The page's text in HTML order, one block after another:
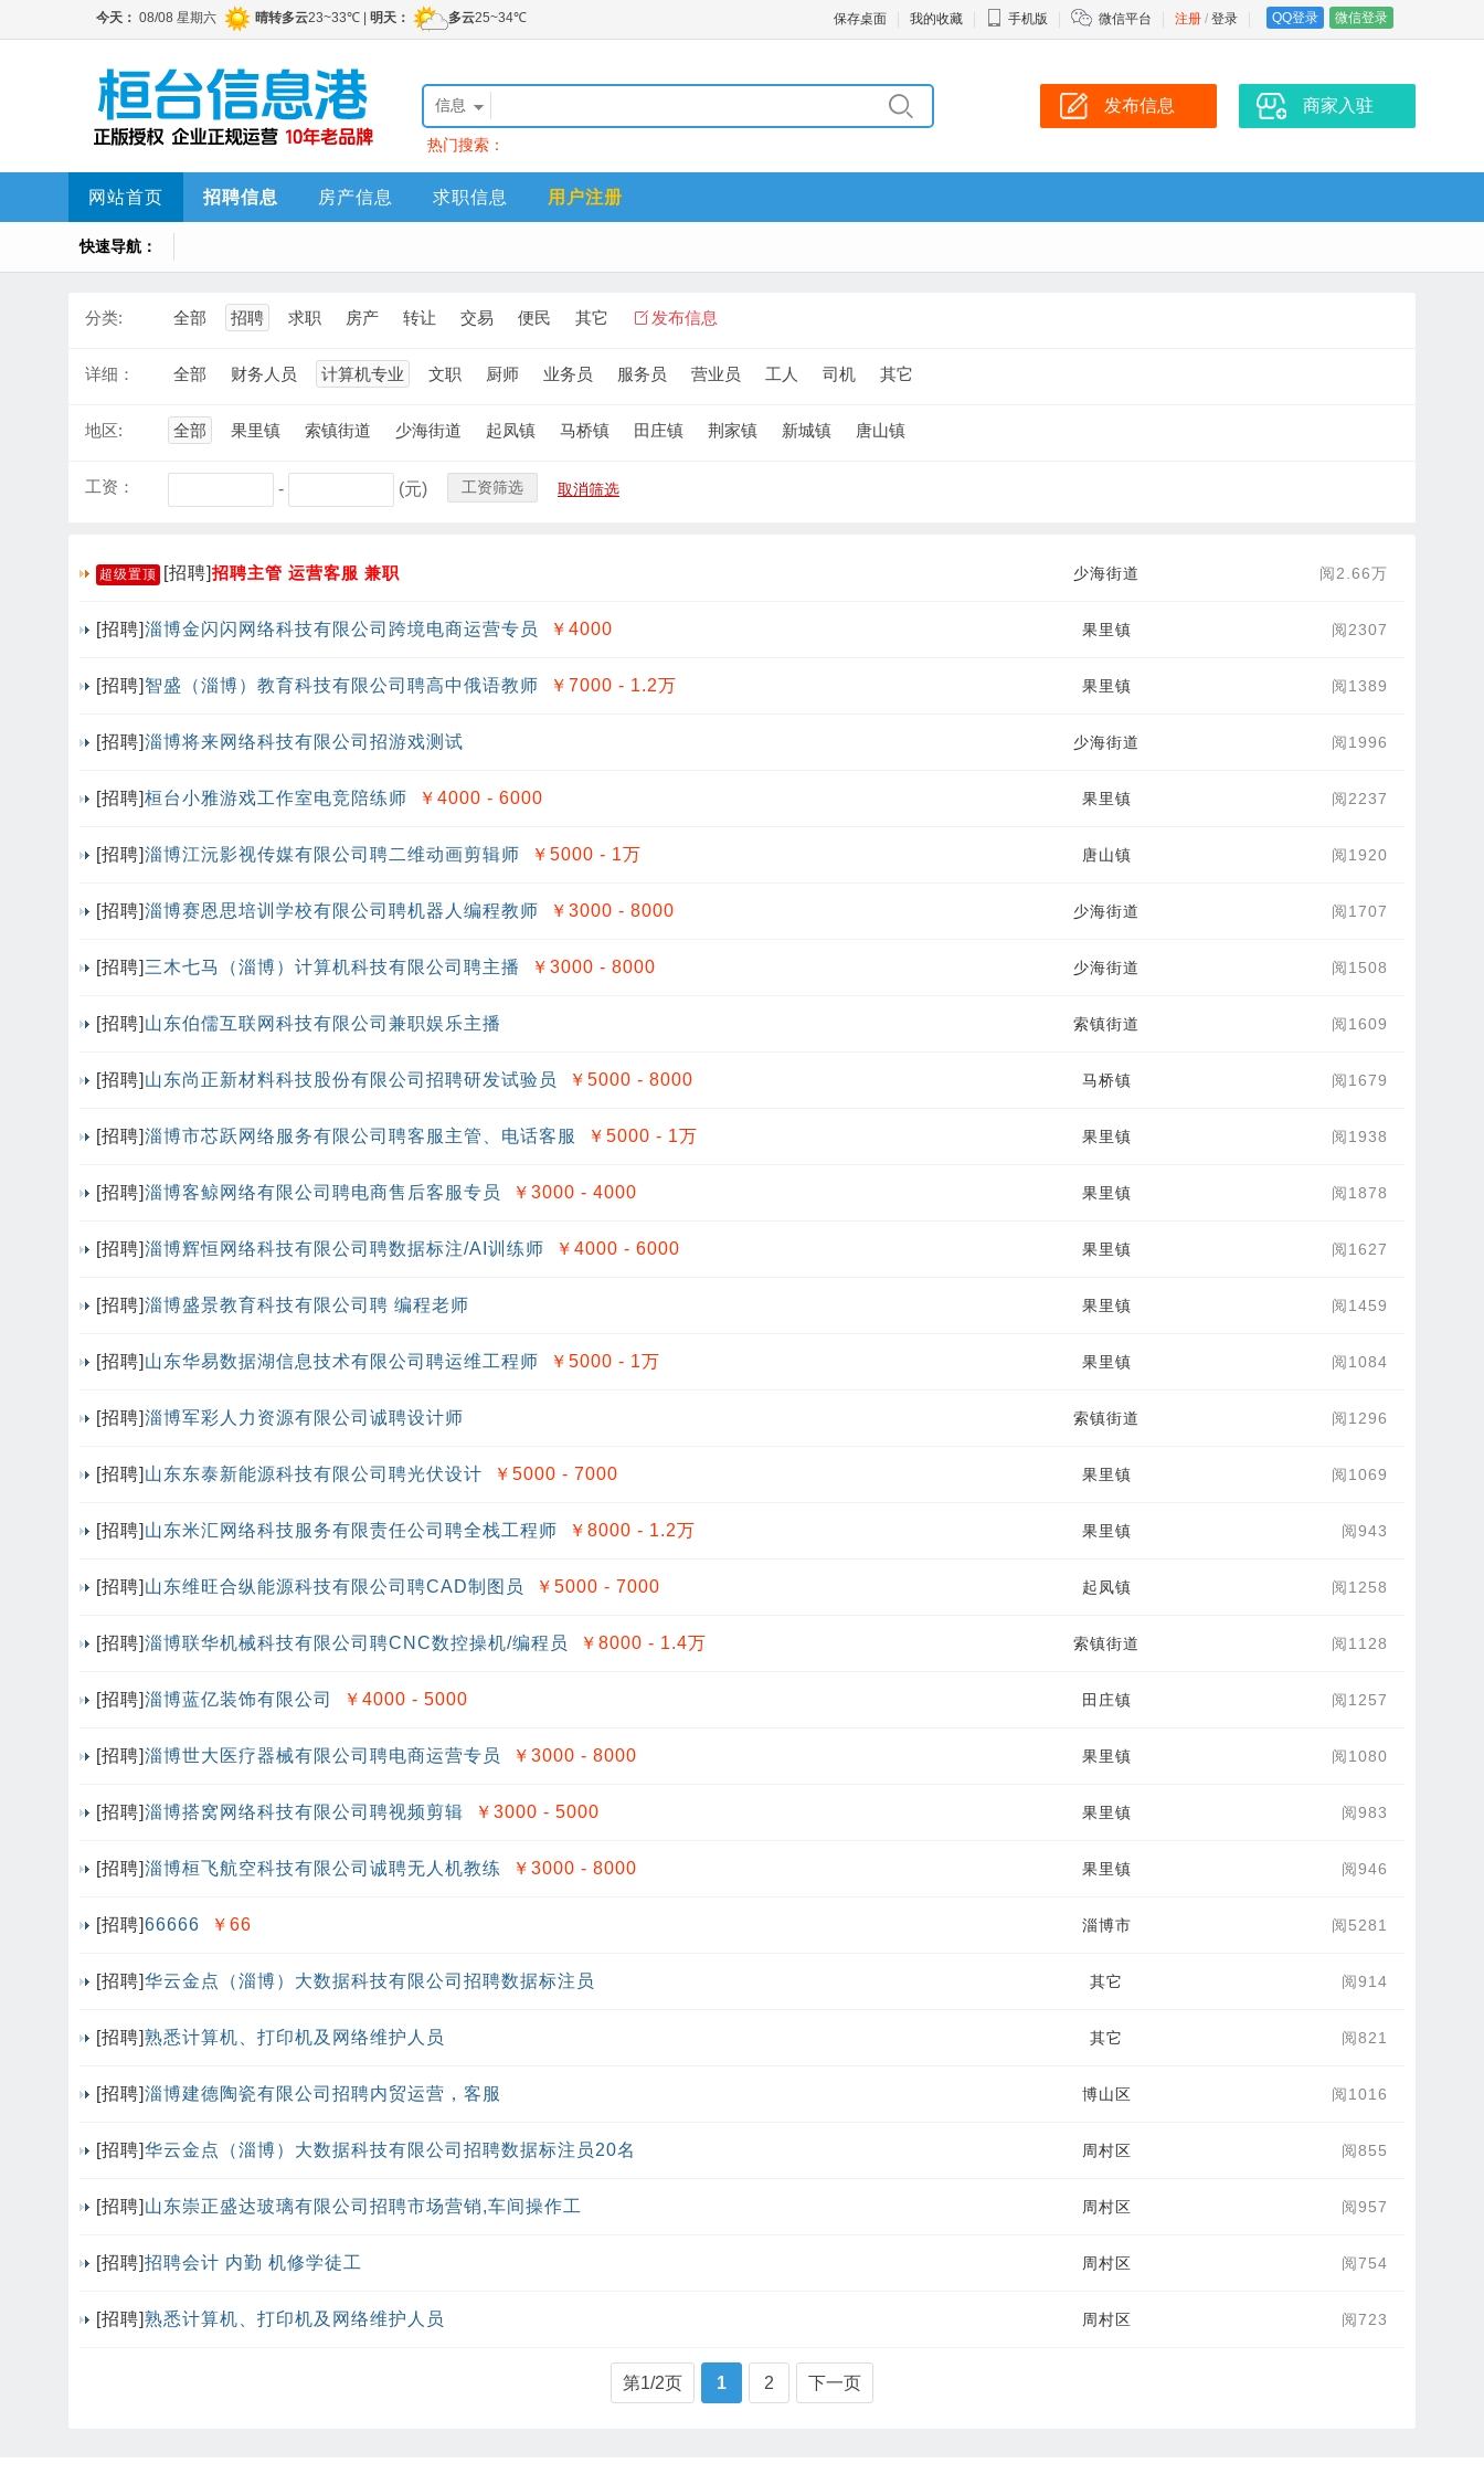
注册 / 登录 QQ登录 微信登录
保存桌面 我的收藏 手机版 微信平台
信息
热门搜索：
发布信息 商家入驻
网站首页 招聘信息 房产信息 求职信息 用户注册
快速导航：
分类: 全部 招聘 求职 房产 转让 交易 便民 其它 发布信息
详细： 全部 财务人员 计算机专业 文职 厨师 业务员 服务员 营业员 工人 司机 其它
地区: 全部 果里镇 索镇街道 少海街道 起凤镇 马桥镇 田庄镇 荆家镇 新城镇 唐山镇
工资： - (元) 工资筛选 取消筛选
超级置顶 [招聘]招聘主管 运营客服 兼职 少海街道 阅2.66万
[招聘]淄博金闪闪网络科技有限公司跨境电商运营专员 ￥4000 果里镇 阅2307
[招聘] 智盛（淄博）教育科技有限公司聘高中俄语教师 ￥7000 - 1.2万 果里镇 阅1389
[招聘]淄博将来网络科技有限公司招游戏测试 少海街道 阅1996
[招聘]桓台小雅游戏工作室电竞陪练师 ￥4000 - 6000 果里镇 阅2237
[招聘]淄博江沅影视传媒有限公司聘二维动画剪辑师 ￥5000 - 1万 唐山镇 阅1920
[招聘]淄博赛恩思培训学校有限公司聘机器人编程教师 ￥3000 - 8000 少海街道 阅1707
[招聘] 三木七马（淄博）计算机科技有限公司聘主播 ￥3000 - 8000 少海街道 阅1508
[招聘] 山东伯儒互联网科技有限公司兼职娱乐主播 索镇街道 阅1609
[招聘] 山东尚正新材料科技股份有限公司招聘研发试验员 ￥5000 - 8000 马桥镇 阅1679
[招聘]淄博市芯跃网络服务有限公司聘客服主管、电话客服 ￥5000 - 1万 果里镇 阅1938
[招聘]淄博客鲸网络有限公司聘电商售后客服专员 ￥3000 - 4000 果里镇 阅1878
[招聘]淄博辉恒网络科技有限公司聘数据标注/AI训练师 ￥4000 - 6000 果里镇 阅1627
[招聘]淄博盛景教育科技有限公司聘 编程老师 果里镇 阅1459
[招聘] 山东华易数据湖信息技术有限公司聘运维工程师 ￥5000 - 1万 果里镇 阅1084
[招聘]淄博军彩人力资源有限公司诚聘设计师 索镇街道 阅1296
[招聘] 山东东泰新能源科技有限公司聘光伏设计 ￥5000 - 7000 果里镇 阅1069
[招聘] 山东米汇网络科技服务有限责任公司聘全栈工程师 ￥8000 - 1.2万 果里镇 阅943
[招聘] 山东维旺合纵能源科技有限公司聘CAD制图员 ￥5000 - 7000 起凤镇 阅1258
[招聘]淄博联华机械科技有限公司聘CNC数控操机/编程员 ￥8000 - 1.4万 索镇街道 阅1128
[招聘]淄博蓝亿装饰有限公司 ￥4000 - 5000 田庄镇 阅1257
[招聘]淄博世大医疗器械有限公司聘电商运营专员 ￥3000 - 8000 果里镇 阅1080
[招聘]淄博搭窝网络科技有限公司聘视频剪辑 ￥3000 - 5000 果里镇 阅983
[招聘]淄博桓飞航空科技有限公司诚聘无人机教练 ￥3000 - 8000 果里镇 阅946
[招聘]66666 ￥66 淄博市 阅5281
[招聘]华云金点（淄博）大数据科技有限公司招聘数据标注员 其它 阅914
[招聘]熟悉计算机、打印机及网络维护人员 其它 阅821
[招聘]淄博建德陶瓷有限公司招聘内贸运营，客服 博山区 阅1016
[招聘]华云金点（淄博）大数据科技有限公司招聘数据标注员20名 周村区 阅855
[招聘] 山东崇正盛达玻璃有限公司招聘市场营销,车间操作工 周村区 阅957
[招聘]招聘会计 内勤 机修学徒工 周村区 阅754
[招聘]熟悉计算机、打印机及网络维护人员 周村区 阅723
第1/2页 1 2 下一页